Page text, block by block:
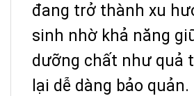
đang trở thành xu
sinh nhờ khả năng
dưỡng chất như quả
lại dễ dàng bảo